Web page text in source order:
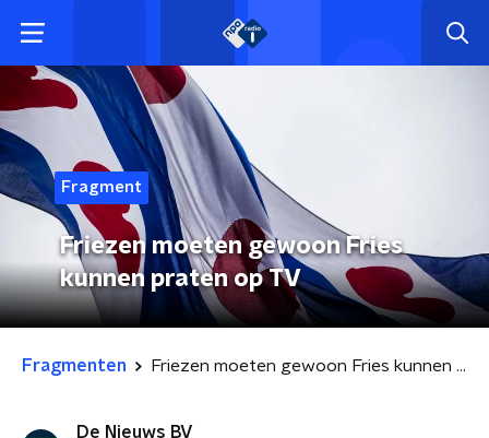
Fragment
Friezen moeten gewoon Fries
kunnen praten op TV
Fragmenten Friezen moeten gewoon Fries kunnen praten op TV
De Nieuws BV